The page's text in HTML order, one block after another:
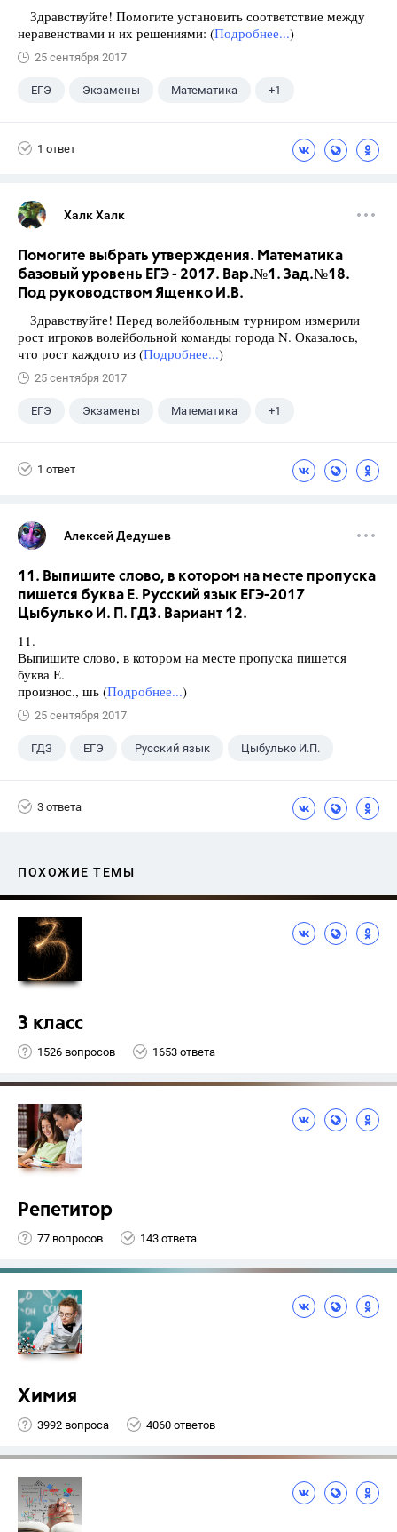
Здравствуйте! Помогите установить соответствие между
неравенствами и их решениями: (Подробнее...)
25 сентября 2017
ЕГЭ Экзамены Математика +1
1 ответ
Халк Халк
Помогите выбрать утверждения. Математика
базовый уровень ЕГЭ - 2017. Вар.№1. Зад.№18.
Под руководством Ященко И.В.
Здравствуйте! Перед волейбольным турниром измерили
рост игроков волейбольной команды города N. Оказалось,
что рост каждого из (Подробнее...)
25 сентября 2017
ЕГЭ Экзамены Математика +1
1 ответ
Алексей Дедушев
11. Выпишите слово, в котором на месте пропуска
пишется буква Е. Русский язык ЕГЭ-2017
Цыбулько И. П. ГДЗ. Вариант 12.
11.
Выпишите слово, в котором на месте пропуска пишется
буква Е.
произнос., шь (Подробнее...)
25 сентября 2017
ГДЗ ЕГЭ Русский язык Цыбулько И.П.
3 ответа
ПОХОЖИЕ ТЕМЫ
3 класс
1526 вопросов 1653 ответа
Репетитор
77 вопросов 143 ответа
Химия
3992 вопроса 4060 ответов